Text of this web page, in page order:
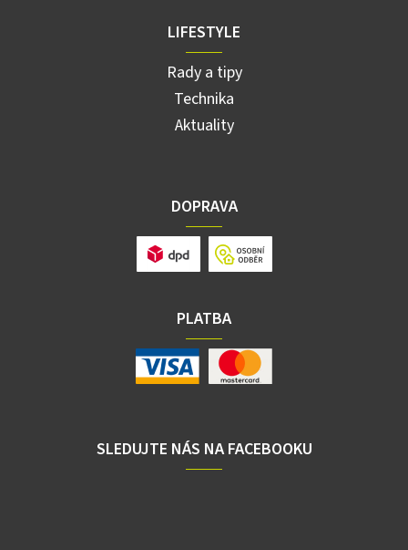
LIFESTYLE
Rady a tipy
Technika
Aktuality
DOPRAVA
PLATBA
SLEDUJTE NÁS NA FACEBOOKU